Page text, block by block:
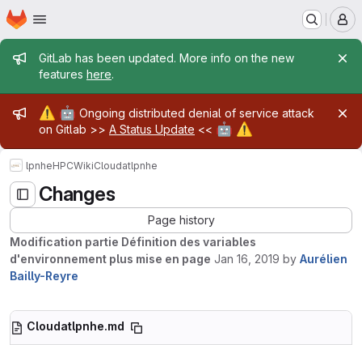
Skip to main content
Homepage
Admin message
GitLab has been updated. More info on the new
features here.
Admin message
⚠️ 🤖 Ongoing distributed denial of service attack
on Gitlab >> A Status Update << 🤖 ⚠️
lpnheHPCWikiCloudatlpnhe
Changes
Page history
Modification partie Définition des variables
d'environnement plus mise en page Jan 16, 2019 by Aurélien
Bailly-Reyre
Cloudatlpnhe.md